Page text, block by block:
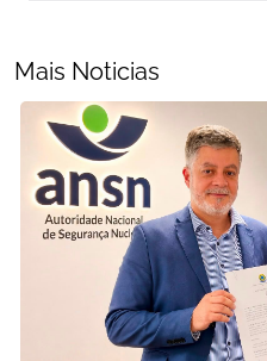
Mais Noticias